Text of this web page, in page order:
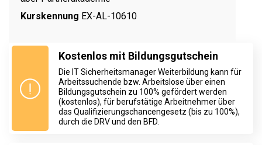
Kurskennung EX-AL-10610
Kostenlos mit Bildungsgutschein
Die IT Sicherheitsmanager Weiterbildung kann für
Arbeitssuchende bzw. Arbeitslose über einen
Bildungsgutschein zu 100% gefördert werden
(kostenlos), für berufstätige Arbeitnehmer über
das Qualifizierungschancengesetz (bis zu 100%),
durch die DRV und den BFD.